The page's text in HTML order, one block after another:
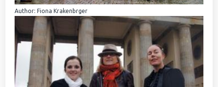
Author: Fiona Krakenbrger